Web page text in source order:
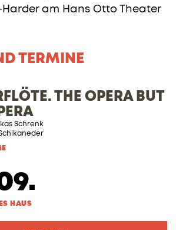
am Hans Otto Theater
TERMINE
THE OPERA BUT
Schrenk
HAUS